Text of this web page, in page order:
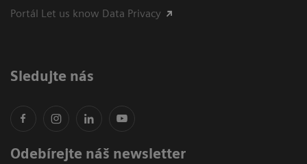
Portál Let us know Data Privacy
Sledujte nás
Odebírejte náš newsletter